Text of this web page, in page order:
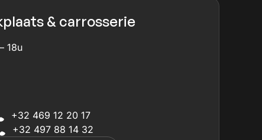
& carrosserie
18u
+32 469 12 20 17
+32 497 88 14 32